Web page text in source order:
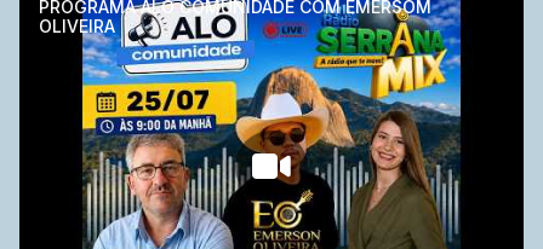
PROGRAMA ALÔ COMUNIDADE COM EMERSOM
OLIVEIRA